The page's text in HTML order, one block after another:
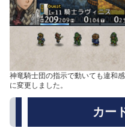
神竜騎士団の指示で動いても違和
に変更しました。
カー